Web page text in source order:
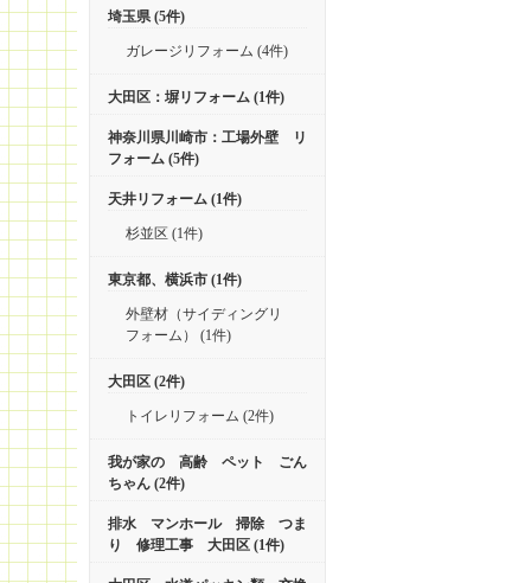
埼玉県 (5件)
ガレージリフォーム (4件)
大田区：塀リフォーム (1件)
神奈川県川崎市：工場外壁 リ
フォーム (5件)
天井リフォーム (1件)
杉並区 (1件)
東京都、横浜市 (1件)
外壁材（サイディングリ
フォーム） (1件)
大田区 (2件)
トイレリフォーム (2件)
我が家の 高齢 ペット ごん
ちゃん (2件)
排水 マンホール 掃除 つま
り 修理工事 大田区 (1件)